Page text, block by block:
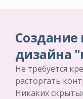
Создание
дизайна
Не требуется
расторгать
Никаких